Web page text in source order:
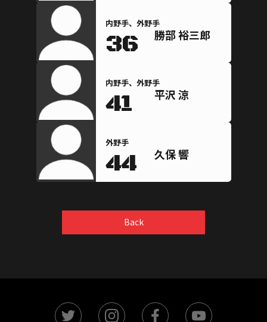
内野手、外野手
36 勝部 裕三郎
内野手、外野手
41 平沢 涼
外野手
44 久保 響
Back